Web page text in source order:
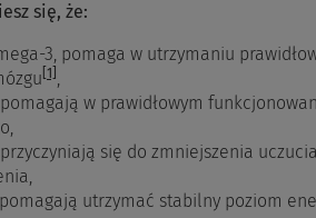
się, że:
3, pomaga w utrzymaniu
[1] ,
w prawidłowym
się do zmniejszenia
utrzymać stabilny poziom